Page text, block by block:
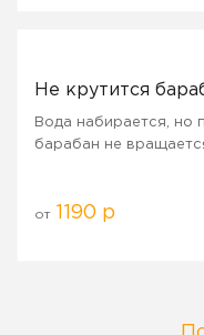
Не крутится
Вода набирается, но
барабан не
от 1190 р